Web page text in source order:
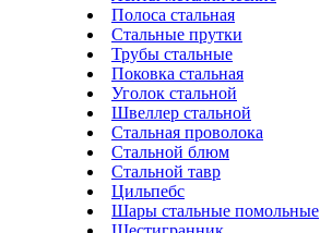
Полоса стальная
Стальные прутки
Трубы стальные
Поковка стальная
Уголок стальной
Швеллер стальной
Стальная проволока
Стальной блюм
Стальной тавр
Цильпебс
Шары стальные помольные